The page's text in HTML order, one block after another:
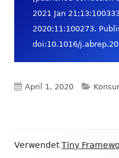
2021 Jan
2020;11:100273.
doi:10.1016/
Veröffentlicht
April 1, 2020
Footer
VerwendetTiny